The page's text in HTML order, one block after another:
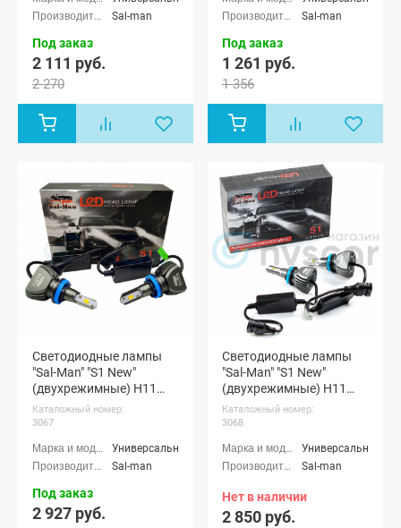
Sal-man
Под заказ
2 111 руб.
2 270
Sal-man
Под заказ
1 261 руб.
1 356
Светодиодные лампы
"Sal-Man" "S1 New"
(двухрежимные) H11
(3000/6000K)
Каталожный номер:
3067
Универсальные
Sal-man
Под заказ
2 927 руб.
Светодиодные лампы
"Sal-Man" "S1 New"
(двухрежимные) H11
(LIME/6000K)
Каталожный номер:
3068
Универсальные
Sal-man
Нет в наличии
2 850 руб.